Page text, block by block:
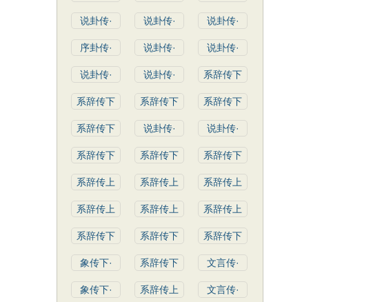
说卦传· 说卦传· 说卦传·
序卦传· 说卦传· 说卦传·
说卦传· 说卦传· 系辞传下
系辞传下 系辞传下 系辞传下
系辞传下 说卦传· 说卦传·
系辞传下 系辞传下 系辞传下
系辞传上 系辞传上 系辞传上
系辞传上 系辞传上 系辞传上
系辞传下 系辞传下 系辞传下
象传下· 系辞传下 文言传·
象传下· 系辞传上 文言传·